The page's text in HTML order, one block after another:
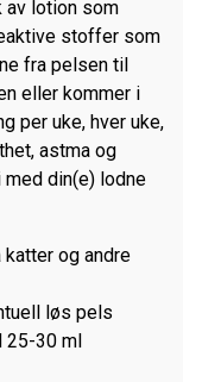
av lotion som
stoffer som
fra pelsen til
eller kommer i
per uke, hver uke,
astma og
med din(e) lodne
og andre
løs pels
25-30 ml